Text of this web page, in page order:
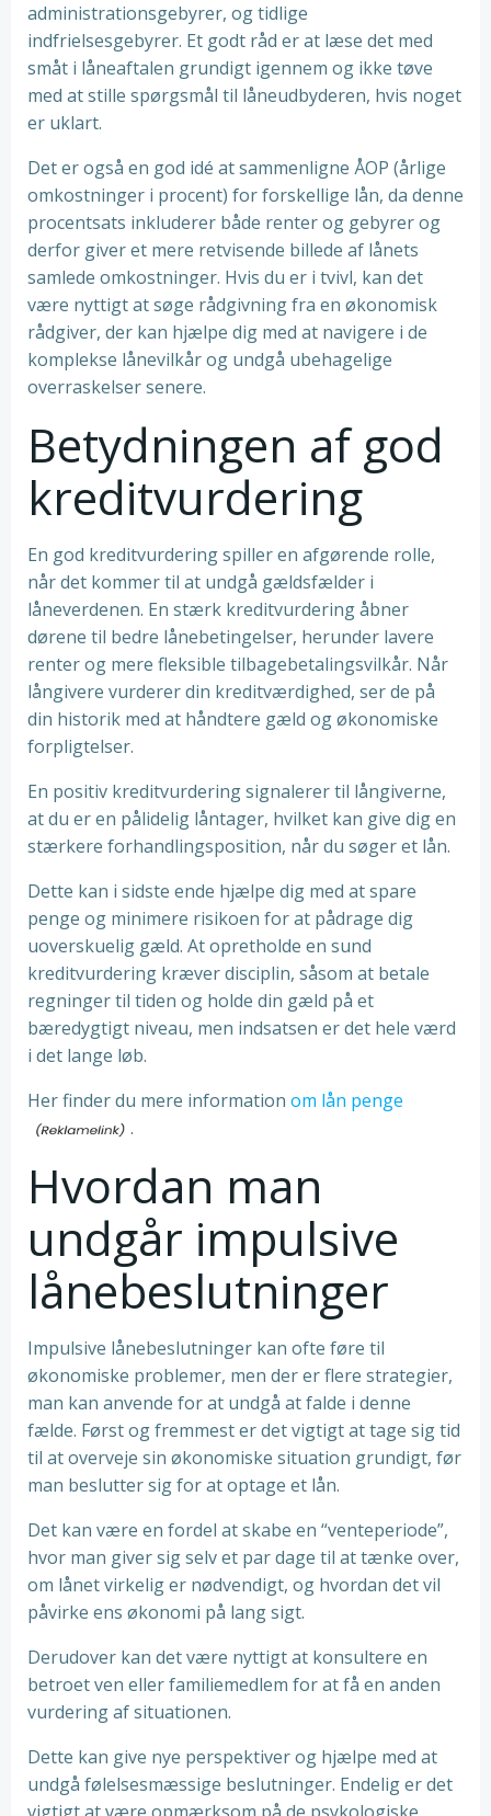
administrationsgebyrer, og tidlige
indfrielsesgebyrer. Et godt råd er at læse det med
småt i låneaftalen grundigt igennem og ikke tøve
med at stille spørgsmål til låneudbyderen, hvis noget
er uklart.
Det er også en god idé at sammenligne ÅOP (årlige
omkostninger i procent) for forskellige lån, da denne
procentsats inkluderer både renter og gebyrer og
derfor giver et mere retvisende billede af lånets
samlede omkostninger. Hvis du er i tvivl, kan det
være nyttigt at søge rådgivning fra en økonomisk
rådgiver, der kan hjælpe dig med at navigere i de
komplekse lånevilkår og undgå ubehagelige
overraskelser senere.
Betydningen af god
kreditvurdering
En god kreditvurdering spiller en afgørende rolle,
når det kommer til at undgå gældsfælder i
låneverdenen. En stærk kreditvurdering åbner
dørene til bedre lånebetingelser, herunder lavere
renter og mere fleksible tilbagebetalingsvilkår. Når
långivere vurderer din kreditværdighed, ser de på
din historik med at håndtere gæld og økonomiske
forpligtelser.
En positiv kreditvurdering signalerer til långiverne,
at du er en pålidelig låntager, hvilket kan give dig en
stærkere forhandlingsposition, når du søger et lån.
Dette kan i sidste ende hjælpe dig med at spare
penge og minimere risikoen for at pådrage dig
uoverskuelig gæld. At opretholde en sund
kreditvurdering kræver disciplin, såsom at betale
regninger til tiden og holde din gæld på et
bæredygtigt niveau, men indsatsen er det hele værd
i det lange løb.
Her finder du mere information om lån penge
.
Hvordan man
undgår impulsive
lånebeslutninger
Impulsive lånebeslutninger kan ofte føre til
økonomiske problemer, men der er flere strategier,
man kan anvende for at undgå at falde i denne
fælde. Først og fremmest er det vigtigt at tage sig tid
til at overveje sin økonomiske situation grundigt, før
man beslutter sig for at optage et lån.
Det kan være en fordel at skabe en “venteperiode”,
hvor man giver sig selv et par dage til at tænke over,
om lånet virkelig er nødvendigt, og hvordan det vil
påvirke ens økonomi på lang sigt.
Derudover kan det være nyttigt at konsultere en
betroet ven eller familiemedlem for at få en anden
vurdering af situationen.
Dette kan give nye perspektiver og hjælpe med at
undgå følelsesmæssige beslutninger. Endelig er det